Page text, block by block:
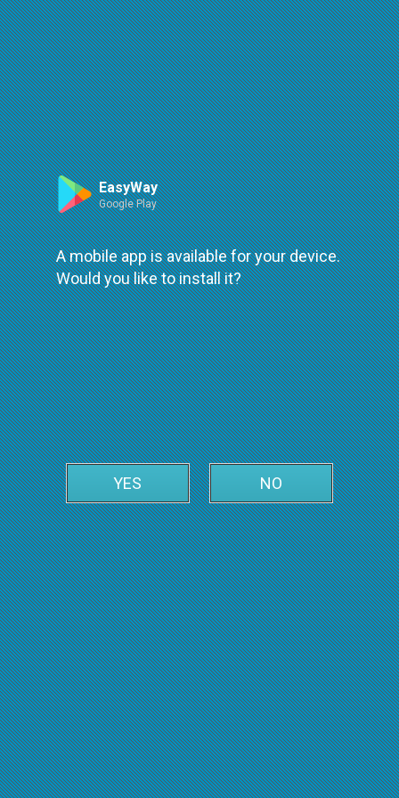
Туристически комплекс "Остров Света Анастасия" - Agency
Agency:
Туристически комплекс "Остров Света
Анастасия"
Address:
St Anastasia Island
Phones:
(0882) 004-124
Routes:
Маршрутка
Солници
Хидробус
Анастасия •
EasyWay
Google Play
A mobile app is available for your device.
Would you like to install it?
YES NO